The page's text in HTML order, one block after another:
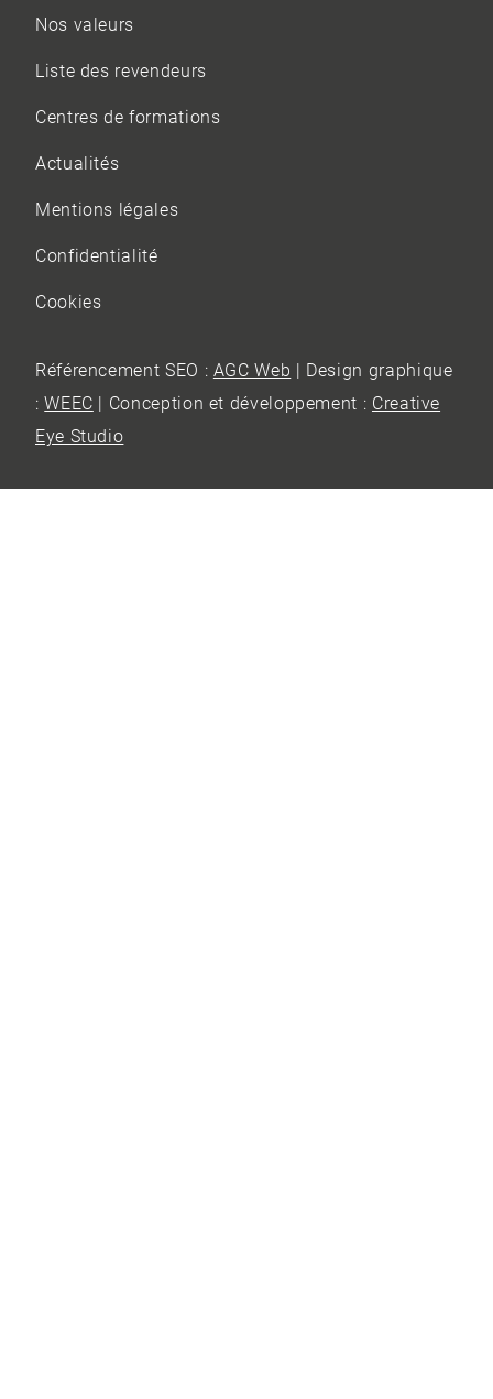
Nos valeurs
Liste des revendeurs
Centres de formations
Actualités
Mentions légales
Confidentialité
Cookies
Référencement SEO : AGC Web | Design graphique
:WEEC | Conception et développement : Creative
Eye Studio